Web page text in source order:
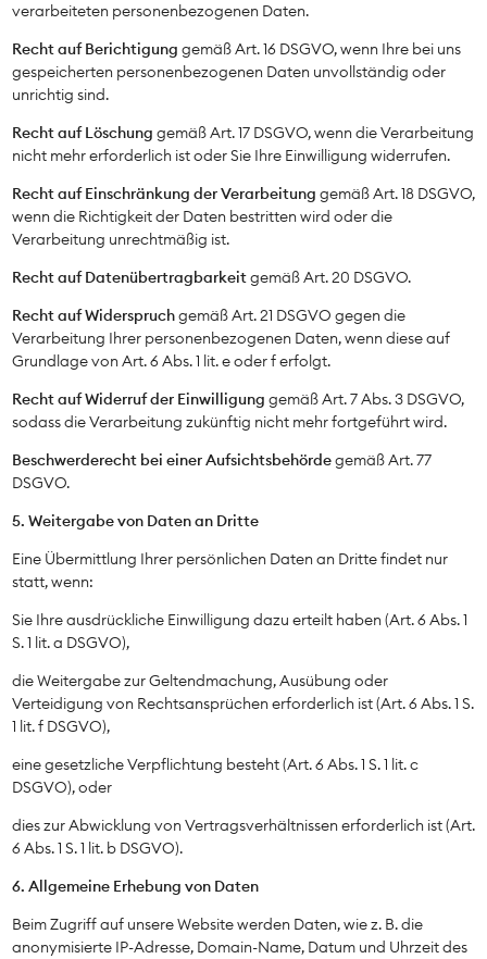
verarbeiteten personenbezogenen Daten.
Recht auf Berichtigung gemäß Art. 16 DSGVO, wenn Ihre bei uns
gespeicherten personenbezogenen Daten unvollständig oder
unrichtig sind.
Recht auf Löschung gemäß Art. 17 DSGVO, wenn die Verarbeitung
nicht mehr erforderlich ist oder Sie Ihre Einwilligung widerrufen.
Recht auf Einschränkung der Verarbeitung gemäß Art. 18 DSGVO,
wenn die Richtigkeit der Daten bestritten wird oder die
Verarbeitung unrechtmäßig ist.
Recht auf Datenübertragbarkeitgemäß Art. 20 DSGVO.
Recht auf Widerspruchgemäß Art. 21 DSGVO gegen die
Verarbeitung Ihrer personenbezogenen Daten, wenn diese auf
Grundlage von Art. 6 Abs. 1 lit. e oder f erfolgt.
Recht auf Widerruf der Einwilligung gemäß Art. 7 Abs. 3 DSGVO,
sodass die Verarbeitung zukünftig nicht mehr fortgeführt wird.
Beschwerderecht bei einer Aufsichtsbehördegemäß Art. 77
DSGVO.
5. Weitergabe von Daten an Dritte
Eine Übermittlung Ihrer persönlichen Daten an Dritte findet nur
statt, wenn:
Sie Ihre ausdrückliche Einwilligung dazu erteilt haben (Art. 6 Abs. 1
S. 1 lit. a DSGVO),
die Weitergabe zur Geltendmachung, Ausübung oder
Verteidigung von Rechtsansprüchen erforderlich ist (Art. 6 Abs. 1 S.
1 lit. f DSGVO),
eine gesetzliche Verpflichtung besteht (Art. 6 Abs. 1 S. 1 lit. c
DSGVO), oder
dies zur Abwicklung von Vertragsverhältnissen erforderlich ist (Art.
6 Abs. 1 S. 1 lit. b DSGVO).
6. Allgemeine Erhebung von Daten
Beim Zugriff auf unsere Website werden Daten, wie z. B. die
anonymisierte IP-Adresse, Domain-Name, Datum und Uhrzeit des